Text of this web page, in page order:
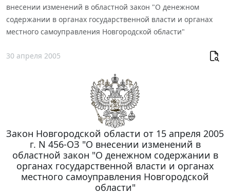
внесении изменений в областной закон "О денежном
содержании в органах государственной власти и органах
местного самоуправления Новгородской области"
30 апреля 2005
Закон Новгородской области от 15 апреля 2005
г. N 456-ОЗ "О внесении изменений в
областной закон "О денежном содержании в
органах государственной власти и органах
местного самоуправления Новгородской
области"